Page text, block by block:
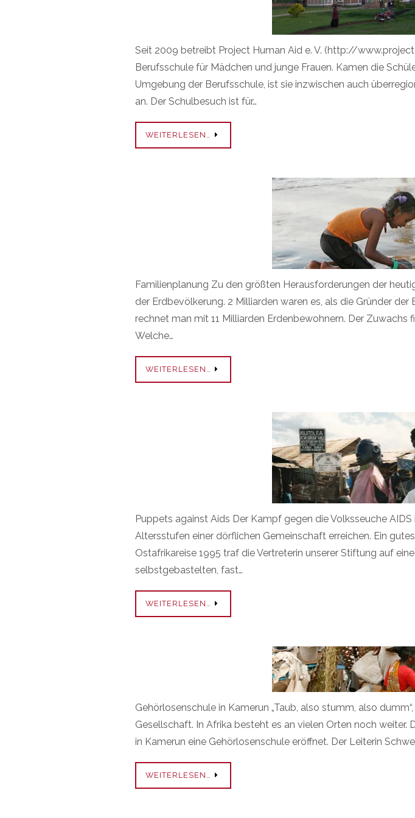
Seit 2009 betreibt Project Human Aid e. V. (http://
Berufsschule für Mädchen und junge Frauen. Kamen die
Umgebung der Berufsschule, ist sie inzwischen auch
an. Der Schulbesuch ist für…
WEITERLESEN…
Familienplanung Zu den größten Herausforderungen der
der Erdbevölkerung. 2 Milliarden waren es, als die Gründer
rechnet man mit 11 Milliarden Erdenbewohnern. Der
Welche…
WEITERLESEN…
Puppets against Aids Der Kampf gegen die Volksseuche
Altersstufen einer dörflichen Gemeinschaft erreichen. Ein
Ostafrikareise 1995 traf die Vertreterin unserer Stiftung auf
selbstgebastelten, fast…
WEITERLESEN…
Gehörlosenschule in Kamerun „Taub, also stumm, also
Gesellschaft. In Afrika besteht es an vielen Orten noch
in Kamerun eine Gehörlosenschule eröffnet. Der Leiterin
WEITERLESEN…